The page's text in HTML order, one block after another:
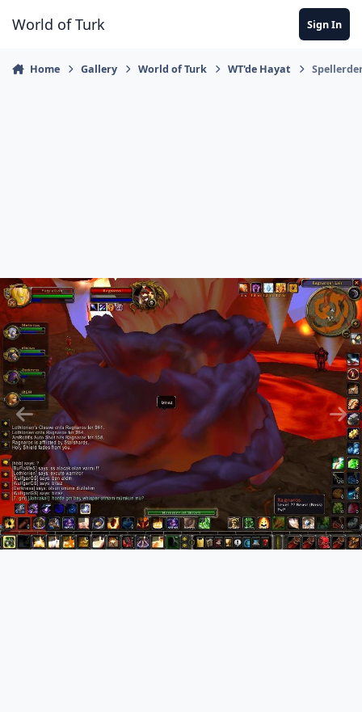
World of Turk Sign In
Home Gallery World of Turk WT'de Hayat